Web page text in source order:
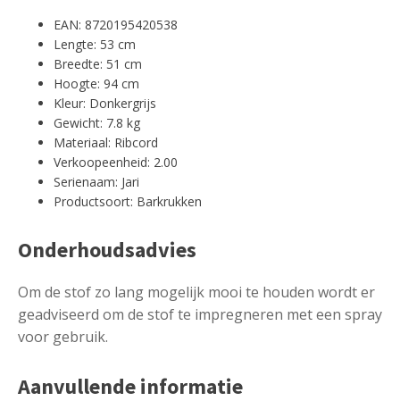
EAN: 8720195420538
Lengte: 53 cm
Breedte: 51 cm
Hoogte: 94 cm
Kleur: Donkergrijs
Gewicht: 7.8 kg
Materiaal: Ribcord
Verkoopeenheid: 2.00
Serienaam: Jari
Productsoort: Barkrukken
Onderhoudsadvies
Om de stof zo lang mogelijk mooi te houden wordt er
geadviseerd om de stof te impregneren met een spray
voor gebruik.
Aanvullende informatie